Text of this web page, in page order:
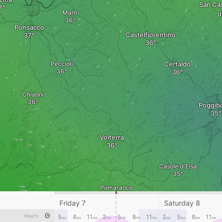
San
Castelfiorentino
Certaldo
Casole d'Elsa
Marti
Ponsacco
Peccioli
Chianni
Volterra
Pomarance
Hours
Friday 7 Saturday 8
5AM 8AM 11 AM 2PM 5PM 8PM 11 PM 2AM 5AM 8AM 11 AM